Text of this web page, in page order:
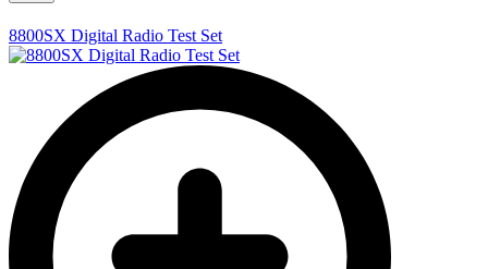
8800SX Digital Radio Test Set